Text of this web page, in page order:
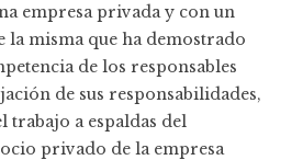
empresa privada y con un
la misma que ha demostrado
de los responsables
de sus responsabilidades,
trabajo a espaldas del
privado de la empresa